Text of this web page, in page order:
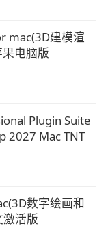
mac(3D建模渲
电脑版
Plugin Suite
2027 Mac TNT
数字绘画和
活版